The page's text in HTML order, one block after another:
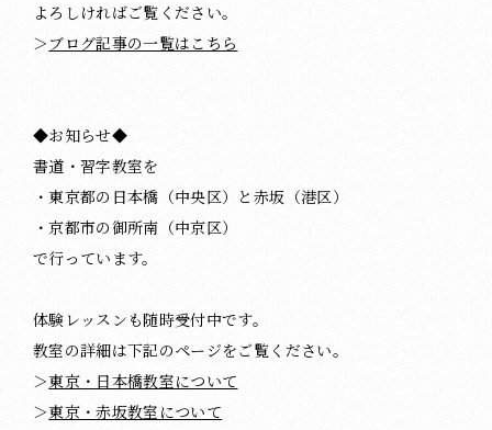
よろしければご覧ください。
＞ ブログ記事の一覧はこちら
◆お知らせ◆
書道・習字教室を
・東京都の日本橋（中央区）と赤坂（港区）
・京都市の御所南（中京区）
で行っています。
体験レッスンも随時受付中です。
教室の詳細は下記のページをご覧ください。
＞東京・日本橋教室について
＞東京・赤坂教室について